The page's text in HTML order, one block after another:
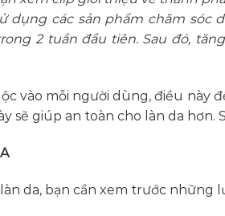
dụng các sản phẩm chăm sóc
2 tuần đầu tiên. Sau đó,
vào mỗi người dùng, điều này
sẽ giúp an toàn cho làn da hơn.
da, bạn cần xem trước những